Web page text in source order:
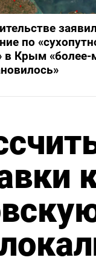
по
в Крым «более-